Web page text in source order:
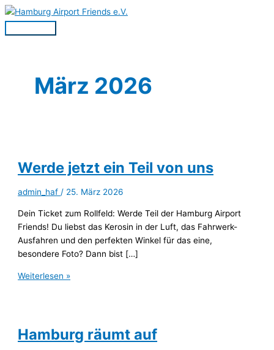
Zum
Inhalt
springenHauptmenü
März 2026
Werde jetzt ein Teil von uns
admin_haf/ 25. März 2026
Dein Ticket zum Rollfeld: Werde Teil der Hamburg Airport
Friends! Du liebst das Kerosin in der Luft, das Fahrwerk-
Ausfahren und den perfekten Winkel für das eine,
besondere Foto? Dann bist […]
Werde
von
uns
Weiterlesen »
Hamburg räumt auf